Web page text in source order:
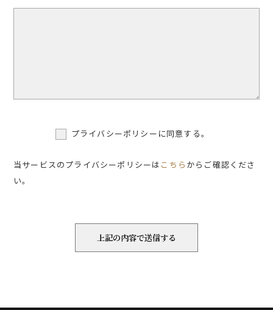
プライバシーポリシーに同意する。
当サービスのプライバシーポリシーは こちら からご確認くださ
い。